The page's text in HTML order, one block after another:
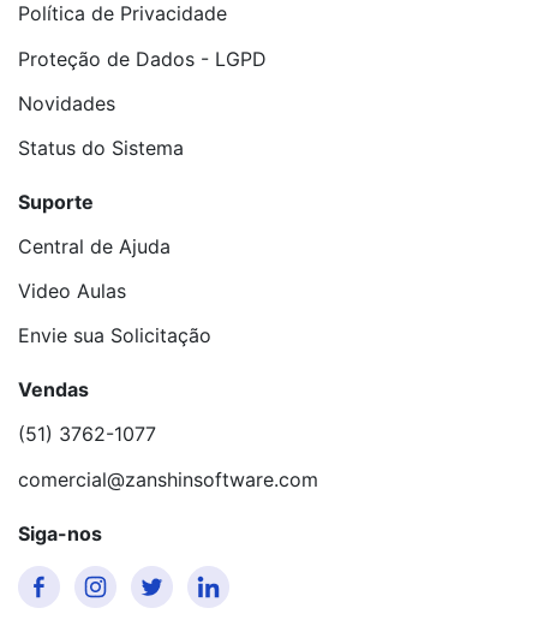
Política de Privacidade
Proteção de Dados - LGPD
Novidades
Status do Sistema
Suporte
Central de Ajuda
Video Aulas
Envie sua Solicitação
Vendas
(51) 3762-1077
comercial@zanshinsoftware.com
Siga-nos